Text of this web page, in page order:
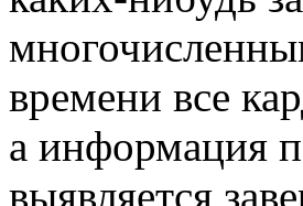
времени все
а информация
выявляется